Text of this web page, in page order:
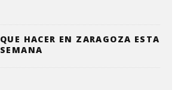
QUE HACER EN ZARAGOZA ESTA
SEMANA